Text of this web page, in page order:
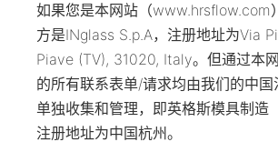
如果您是本网站（www.hrsflow.com
方是INglass S.p.A，注册地址为Via
Piave (TV), 31020, Italy。但通过本
的所有联系表单/请求均由我们的中
单独收集和管理，即英格斯模具制造
注册地址为中国杭州。